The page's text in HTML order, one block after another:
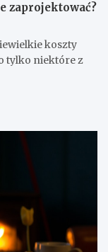
zaprojektować?
koszty
tylko niektóre z